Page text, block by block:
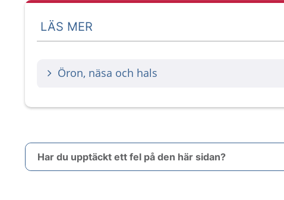
LÄS MER
Öron, näsa och hals
Har du upptäckt ett fel på den här sidan?